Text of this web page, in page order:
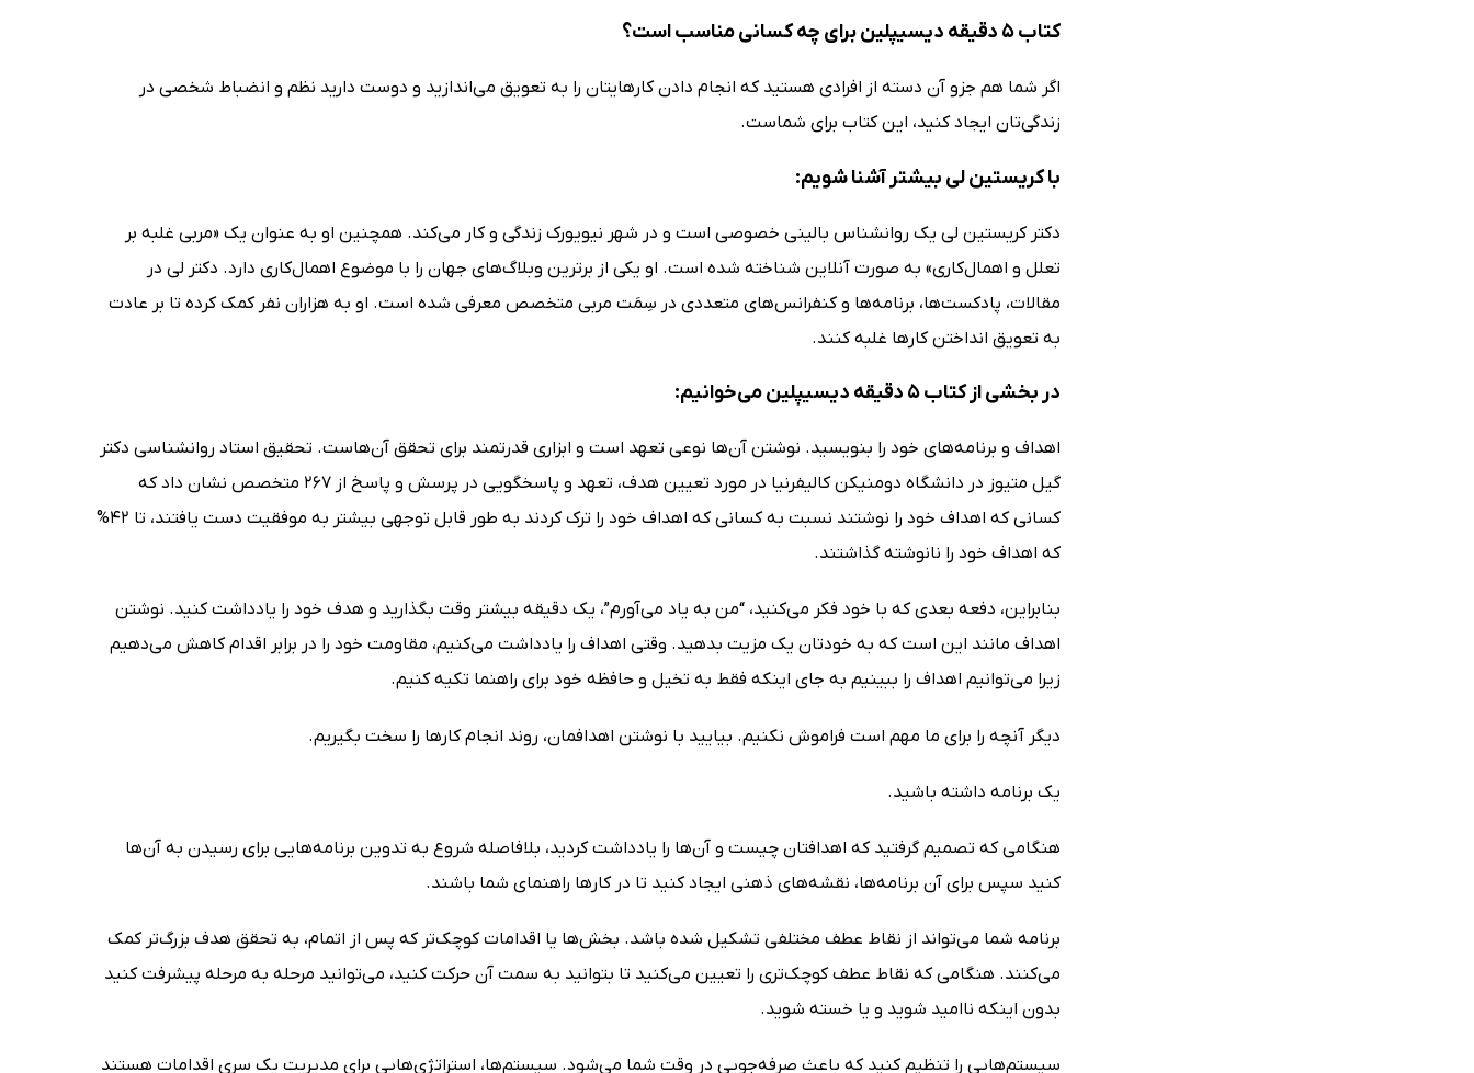
کتاب 5 دقیقه دیسیپلین برای چه کسانی مناسب است؟
اگر شما هم جزو آن دسته از افرادی هستید که انجام دادن کارهایتان را به تعویق می‌اندازید و دوست دارید نظم و انضباط شخصی در
زندگی‌تان ایجاد کنید، این کتاب برای شماست.
با کریستین لی بیشتر آشنا شویم:
دکتر کریستین لی یک روانشناس بالینی خصوصی است و در شهر نیویورک زندگی و کار می‌کند. همچنین او به عنوان یک «مربی غلبه بر
تعلل و اهمال‌کاری» به صورت آنلاین شناخته شده است. او یکی از برترین وبلاگ‌های جهان را با موضوع اهمال‌کاری دارد. دکتر لی در
مقالات، پادکست‌ها، برنامه‌ها و کنفرانس‌های متعددی در سِمَت مربی متخصص معرفی شده است. او به هزاران نفر کمک کرده تا بر عادت
به تعویق انداختن کارها غلبه کنند.
در بخشی از کتاب 5 دقیقه دیسیپلین می‌خوانیم:
اهداف و برنامه‌های خود را بنویسید. نوشتن آن‌ها نوعی تعهد است و ابزاری قدرتمند برای تحقق آن‌هاست. تحقیق استاد روانشناسی دکتر
گیل متیوز در دانشگاه دومنیکن کالیفرنیا در مورد تعیین هدف، تعهد و پاسخگویی در پرسش و پاسخ از 267 متخصص نشان داد که
کسانی که اهداف خود را نوشتند نسبت به کسانی که اهداف خود را ترک کردند به طور قابل توجهی بیشتر به موفقیت دست یافتند، تا 42%
که اهداف خود را نانوشته گذاشتند.
بنابراین، دفعه بعدی که با خود فکر می‌کنید، “من به یاد می‌آورم”، یک دقیقه بیشتر وقت بگذارید و هدف خود را یادداشت کنید. نوشتن
اهداف مانند این است که به خودتان یک مزیت بدهید. وقتی اهداف را یادداشت می‌کنیم، مقاومت خود را در برابر اقدام کاهش می‌دهیم
زیرا می‌توانیم اهداف را ببینیم به جای اینکه فقط به تخیل و حافظه خود برای راهنما تکیه کنیم.
دیگر آنچه را برای ما مهم است فراموش نکنیم. بیایید با نوشتن اهدافمان، روند انجام کارها را سخت بگیریم.
یک برنامه داشته باشید.
هنگامی که تصمیم گرفتید که اهدافتان چیست و آن‌ها را یادداشت کردید، بلافاصله شروع به تدوین برنامه‌هایی برای رسیدن به آن‌ها
کنید سپس برای آن برنامه‌ها، نقشه‌های ذهنی ایجاد کنید تا در کارها راهنمای شما باشند.
برنامه شما می‌تواند از نقاط عطف مختلفی تشکیل شده باشد. بخش‌ها یا اقدامات کوچک‌تر که پس از اتمام، به تحقق هدف بزرگ‌تر کمک
می‌کنند. هنگامی که نقاط عطف کوچک‌تری را تعیین می‌کنید تا بتوانید به سمت آن حرکت کنید، می‌توانید مرحله به مرحله پیشرفت کنید
بدون اینکه ناامید شوید و یا خسته شوید.
سیستم‌هایی را تنظیم کنید که باعث صرفه‌جویی در وقت شما می‌شود. سیستم‌ها، استراتژی‌هایی برای مدیریت یک سری اقدامات هستند